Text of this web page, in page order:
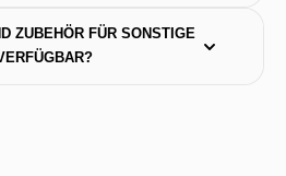
ZUBEHÖR FÜR SONSTIGE